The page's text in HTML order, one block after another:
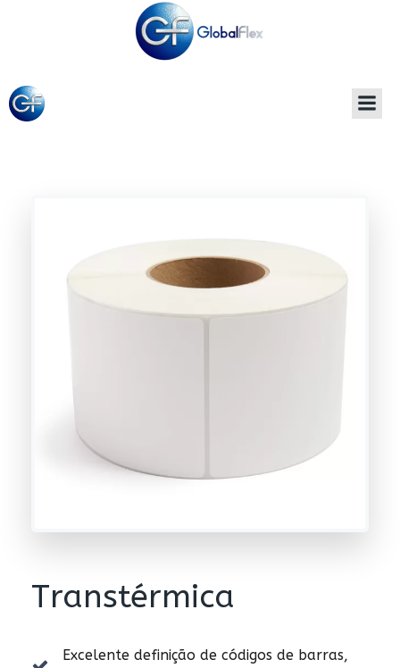
Transtérmica
Excelente definição de códigos de barras,